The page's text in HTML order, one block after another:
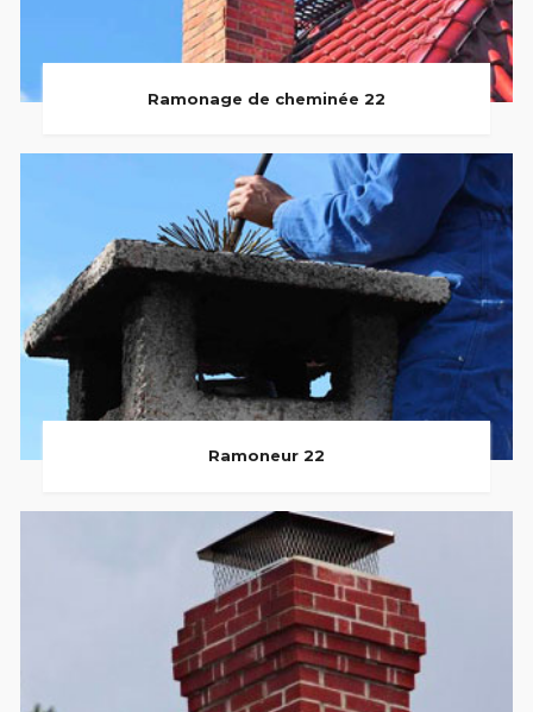
Ramonage de cheminée 22
Ramoneur 22